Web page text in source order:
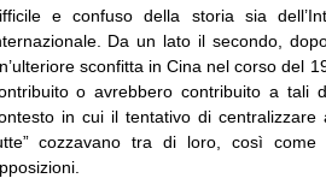
e confuso della storia sia
Da un lato il secondo,
sconfitta in Cina nel corso del
o avrebbero contribuito a tali
in cui il tentativo di
cozzavano tra di loro, così